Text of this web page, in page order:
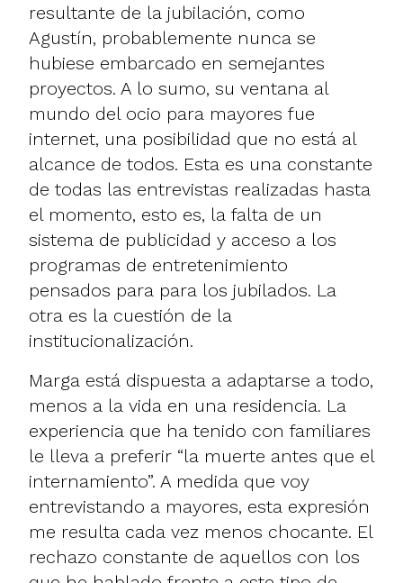
resultante de la jubilación, como
Agustín, probablemente nunca se
hubiese embarcado en semejantes
proyectos. A lo sumo, su ventana al
mundo del ocio para mayores fue
internet, una posibilidad que no está al
alcance de todos. Esta es una constante
de todas las entrevistas realizadas hasta
el momento, esto es, la falta de un
sistema de publicidad y acceso a los
programas de entretenimiento
pensados para para los jubilados. La
otra es la cuestión de la
institucionalización.
Marga está dispuesta a adaptarse a todo,
menos a la vida en una residencia. La
experiencia que ha tenido con familiares
le lleva a preferir “la muerte antes que el
internamiento”. A medida que voy
entrevistando a mayores, esta expresión
me resulta cada vez menos chocante. El
rechazo constante de aquellos con los